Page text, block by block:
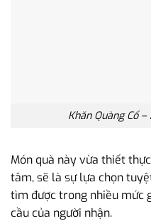
Khăn Quàng Cổ
Món quà này vừa thiết
tâm, sẽ là sự lựa chọn
tìm được trong nhiều mức
cầu của người nhận.